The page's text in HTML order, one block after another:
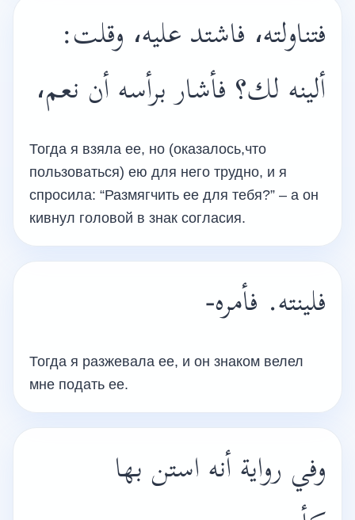
فتناولته، فاشتد عليه، وقلت:
ألينه لك؟ فأشار برأسه أن نعم،
Тогда я взяла ее, но (оказалось,что
пользоваться) ею для него трудно, и я
спросила: “Размягчить ее для тебя?” – а он
кивнул головой в знак согласия.
فلينته. فأمره-
Тогда я разжевала ее, и он знаком велел
мне подать ее.
وفي رواية أنه استن بها